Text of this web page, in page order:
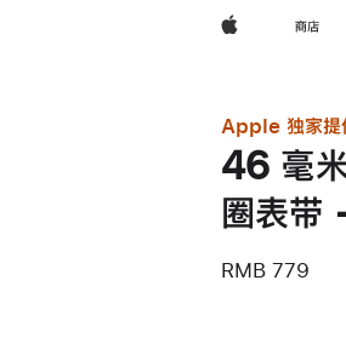
Apple 商店
Apple 独家提
46 毫
圈表带
RMB 779